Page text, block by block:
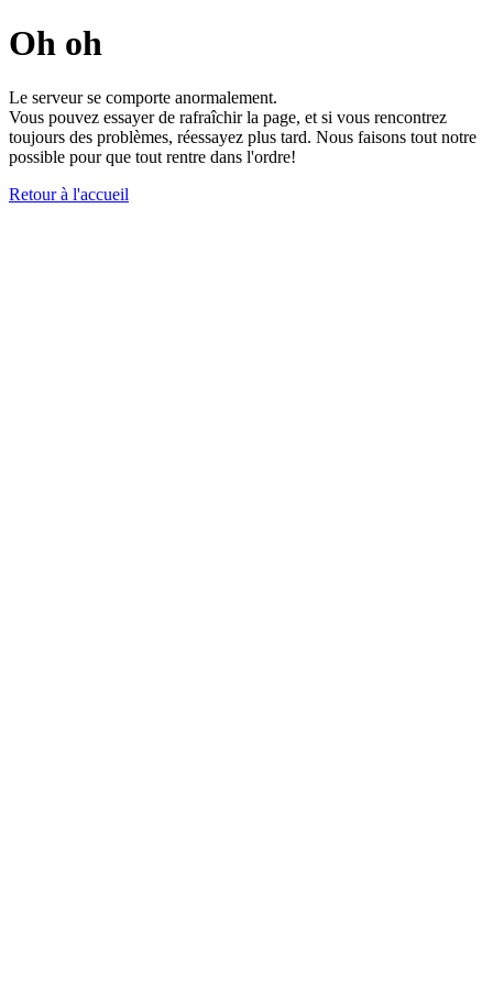
Oh oh
Le serveur se comporte anormalement.
Vous pouvez essayer de rafraîchir la page, et si vous rencontrez
toujours des problèmes, réessayez plus tard. Nous faisons tout notre
possible pour que tout rentre dans l'ordre!
Retour à l'accueil